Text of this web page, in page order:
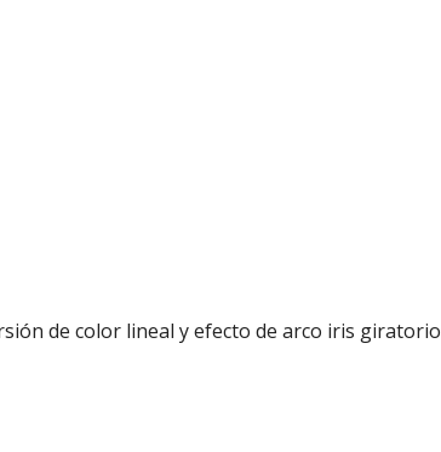
de color lineal y efecto de arco iris giratorio